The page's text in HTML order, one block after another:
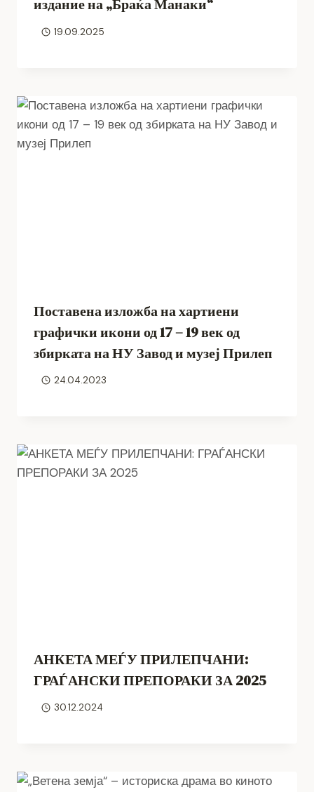
издание на „Браќа Манаки“
19.09.2025
Поставена изложба на хартиени
графички икони од 17 – 19 век од
збирката на НУ Завод и музеј Прилеп
24.04.2023
АНКЕТА МЕЃУ ПРИЛЕПЧАНИ:
ГРАЃАНСКИ ПРЕПОРАКИ ЗА 2025
30.12.2024